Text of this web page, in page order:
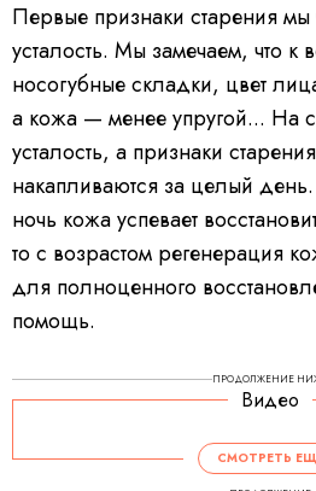
Первые признаки старения мы
усталость. Мы замечаем, что к
носогубные складки, цвет
а кожа — менее упругой... На
усталость, а признаки
накапливаются за целый
ночь кожа успевает
то с возрастом регенерация
для полноценного
помощь.
ПРОДОЛЖЕНИЕ
Видео
СМОТРЕТЬ